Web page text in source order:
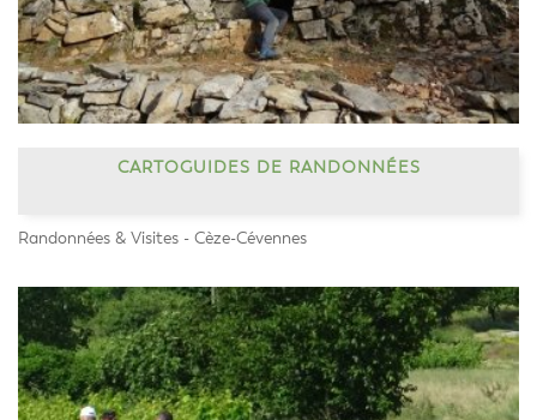
CARTOGUIDES DE RANDONNÉES
Randonnées & Visites - Cèze-Cévennes